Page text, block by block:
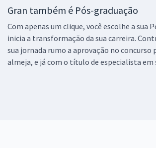
Gran também é Pós-graduação
Com apenas um clique, você escolhe a sua
inicia a transformação da sua carreira.
sua jornada rumo a aprovação no concurso
almeja, e já com o título de especialista em